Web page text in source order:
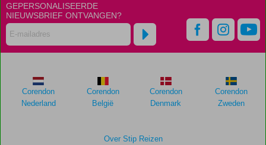
GEPERSONALISEERDE
NIEUWSBRIEF ONTVANGEN?
Over Stip Reizen
Corendon
Nederland
Corendon
België
Corendon
Denmark
Corendon
Zweden